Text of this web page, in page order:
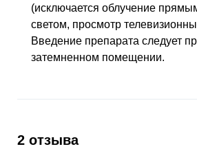
(исключается облучение
светом, просмотр
Введение препарата следует
затемненном помещении.
2 отзыва